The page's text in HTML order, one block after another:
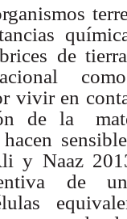
rganismos
de tierra
como
vivir en
de la
hacen
y Naaz
de